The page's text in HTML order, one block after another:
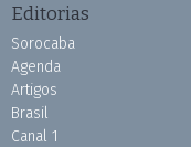
Editorias
Sorocaba
Agenda
Artigos
Brasil
Canal 1